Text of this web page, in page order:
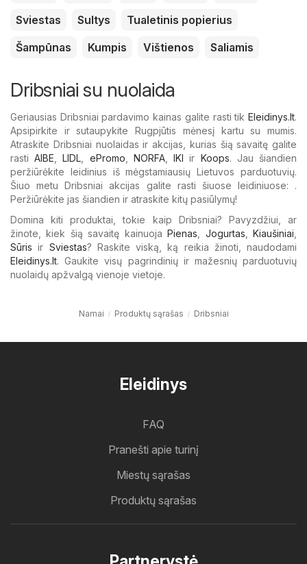
Sviestas
Sultys
Tualetinis popierius
Šampūnas
Kumpis Vištienos Saliamis
Dribsniai su nuolaida
Geriausias Dribsniai pardavimo kainas galite rasti tik Eleidinys.lt.
Apsipirkite ir sutaupykite Rugpjūtis mėnesį kartu su mumis.
Atraskite Dribsniai nuolaidas ir akcijas, kurias šią savaitę galite
rastiAIBE ,LIDL ePromo NORFA,IKI ir Koops. Jau šiandien
peržiūrėkite leidinius iš mėgstamiausių Lietuvos parduotuvių.
Šiuo metu Dribsniai akcijas galite rasti šiuose leidiniuose: .
Peržiūrėkite jas šiandien ir atraskite kitų pasiūlymų!
Domina kiti produktai, tokie kaip Dribsniai? Pavyzdžiui, ar
žinote, kiek šią savaitę kainuojaPienas Jogurtas ,Kiaušiniai
Sūris ir Sviestas? Raskite viską, ką reikia žinoti, naudodami
Eleidinys.lt. Gaukite visų pagrindinių ir mažesnių parduotuvių
nuolaidų apžvalgą vienoje vietoje.
Namai Produktų sąrašas Dribsniai
Eleidinys
FAQ
Pranešti apie turinį
Miestų sąrašas
Produktų sąrašas